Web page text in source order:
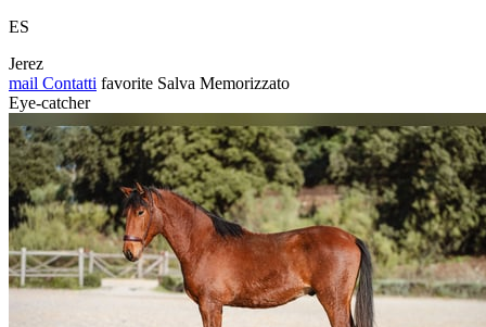
ES
Jerez
mail Contatti favorite Salva Memorizzato
Eye-catcher